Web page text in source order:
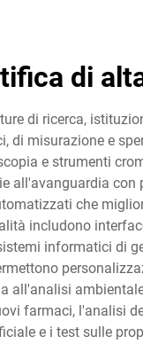
di
di ricerca,
misurazione e
e strumenti
che
includono
informatici di
farmaci, l'analisi
e i test sulle